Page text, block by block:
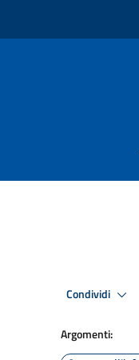
Condividi
Argomenti: